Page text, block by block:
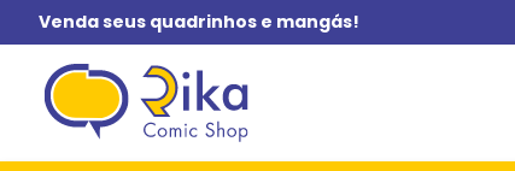
Venda seus quadrinhos e mangás!